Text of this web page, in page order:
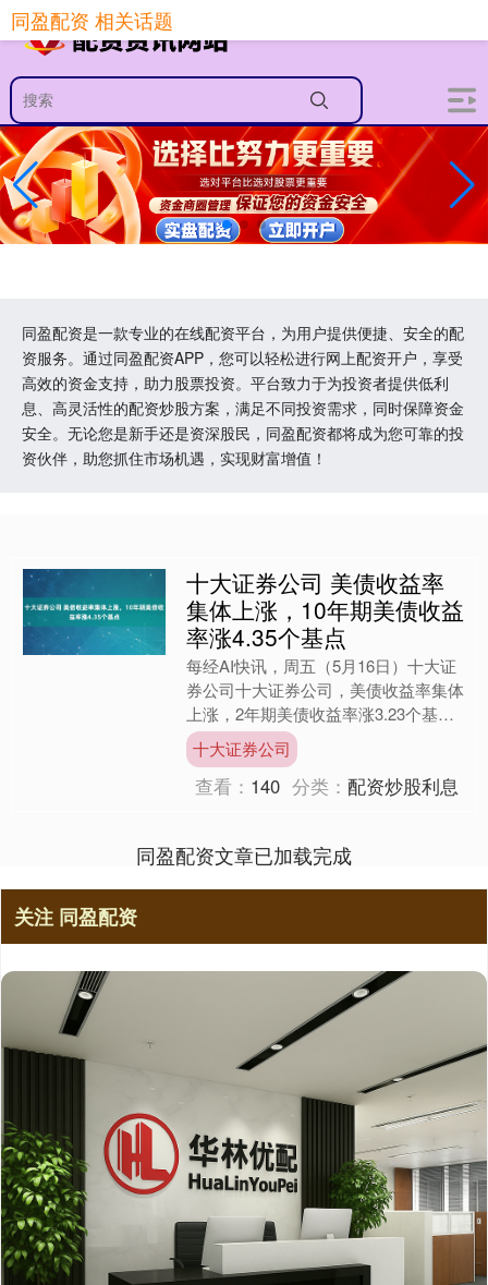
同盈配资是一款专业的在线配资平台，为用户提供便捷、安全的配
资服务。通过同盈配资APP，您可以轻松进行网上配资开户，享受
高效的资金支持，助力股票投资。平台致力于为投资者提供低利
息、高灵活性的配资炒股方案，满足不同投资需求，同时保障资金
安全。无论您是新手还是资深股民，同盈配资都将成为您可靠的投
资伙伴，助您抓住市场机遇，实现财富增值！
同盈配资 相关话题
十大证券公司 美债收益率
集体上涨，10年期美债收益
率涨4.35个基点
每经AI快讯，周五（5月16日）十大证
券公司十大证券公司，美债收益率集体
上涨，2年期美债收益率涨3.23个基点
报3.995%，3年期美债收益率涨2.57个
基点报....
十大证券公司
查看： 140 分类：配资炒股利息
同盈配资文章已加载完成
关注 同盈配资